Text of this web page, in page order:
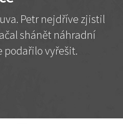
Petr nejdříve zjistil
shánět náhradní
podařilo vyřešit.